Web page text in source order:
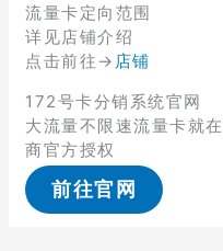
流量卡定向范围
详见店铺介绍
点击前往→ 店铺
172号卡分销系统官网
大流量不限速流量卡就
商官方授权
前往官网